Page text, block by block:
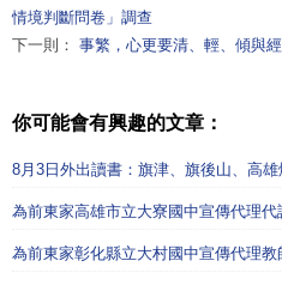
情境判斷問卷」調查
下一則： 事繁，心更要清、輕、傾與經
你可能會有興趣的文章：
8月3日外出讀書：旗津、旗後山、高
為前東家高雄市立大寮國中宣傳代理代
為前東家彰化縣立大村國中宣傳代理教